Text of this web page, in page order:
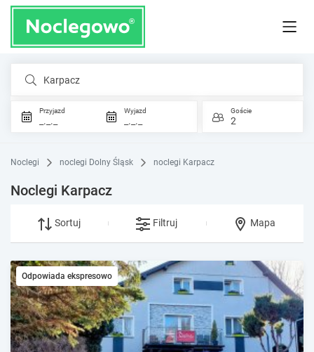
Karpacz
Przyjazd
_._._
Wyjazd
_._._
Goście
2
Noclegi noclegi Dolny Śląsk noclegi Karpacz
Noclegi Karpacz
Sortuj Filtruj Mapa
Odpowiada ekspresowo